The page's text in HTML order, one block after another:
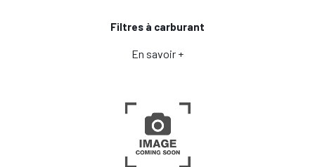
Filtres à carburant
En savoir +